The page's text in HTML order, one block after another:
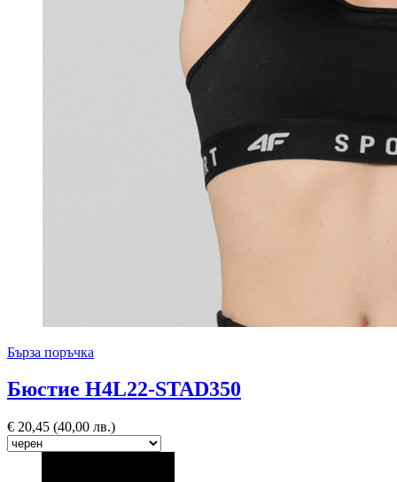
Бърза поръчка
Бюстие H4L22-STAD350
€ 20,45 (40,00 лв.)